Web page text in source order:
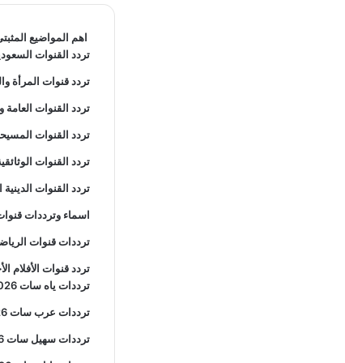
اهم المواضيع
تردد القنوات السعودية
تردد قنوات المرأة
تردد القنوات العامة
تردد القنوات المسيحية
تردد القنوات الوثائقية
تردد القنوات الدينية
اسماء وترددات
ترددات قنوات
تردد قنوات الأفلام
ترددات ياه سات 2026
ترددات عرب سات 2026
ترددات سهيل سات 2026